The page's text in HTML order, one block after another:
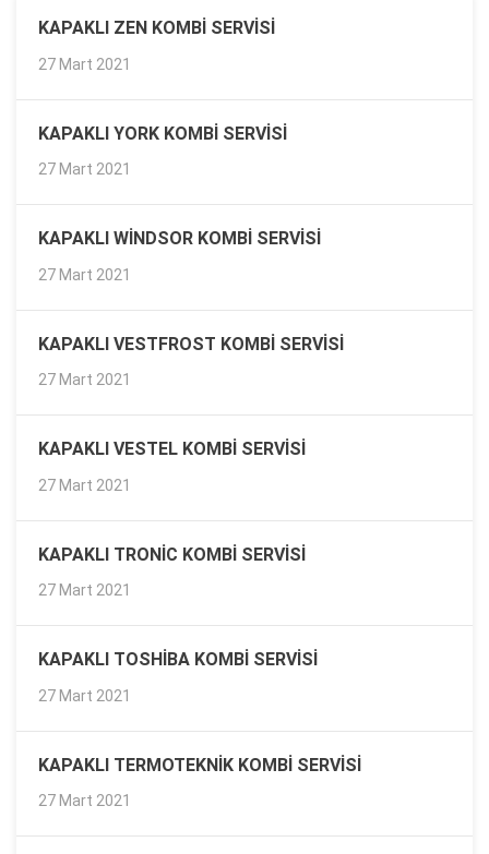
KAPAKLI ZEN KOMBI SERVISI
27 Mart 2021
KAPAKLI YORK KOMBI SERVISI
27 Mart 2021
KAPAKLI WINDSOR KOMBI SERVISI
27 Mart 2021
KAPAKLI VESTFROST KOMBI SERVISI
27 Mart 2021
KAPAKLI VESTEL KOMBI SERVISI
27 Mart 2021
KAPAKLI TRONIC KOMBI SERVISI
27 Mart 2021
KAPAKLI TOSHIBA KOMBI SERVISI
27 Mart 2021
KAPAKLI TERMOTEKNIK KOMBI SERVISI
27 Mart 2021